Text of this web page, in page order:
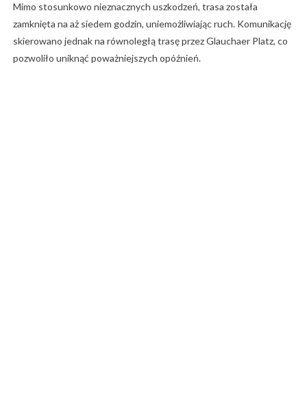
Mimo stosunkowo nieznacznych uszkodzeń, trasa została
zamknięta na aż siedem godzin, uniemożliwiając ruch. Komunikację
skierowano jednak na równoległą trasę przez Glauchaer Platz, co
pozwoliło uniknąć poważniejszych opóźnień.